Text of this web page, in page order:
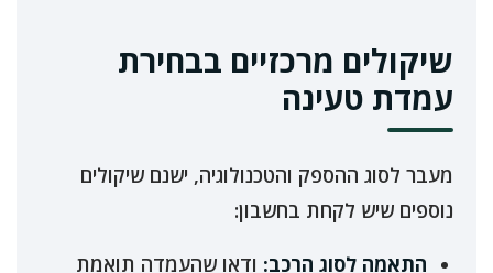
שיקולים מרכזיים בבחירת
עמדת טעינה
מעבר לסוג ההספק והטכנולוגיה, ישנם שיקולים
נוספים שיש לקחת בחשבון:
התאמה לסוג הרכב: ודאו שהעמדה תואמת